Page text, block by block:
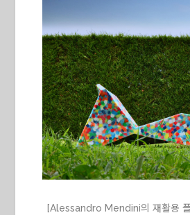
[Alessandro Mendini의 재활용